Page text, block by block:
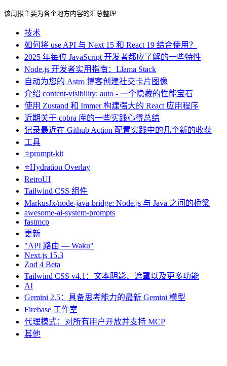
该周报主要为各个地方内容的汇总整理
技术
如何将 use API 与 Next 15 和 React 19 结合使用？
2025 年每位 JavaScript 开发者都应了解的一些特性
Node.js 开发者实用指南：Llama Stack
自动为您的 Astro 博客创建社交卡片图像
介绍 content-visibility: auto - 一个隐藏的性能宝石
使用 Zustand 和 Immer 构建强大的 React 应用程序
近期关于 cobra 库的一些实践心得总结
记录最近在 Github Action 配置实践中的几个新的收获
工具
⭐️prompt-kit
⭐️Hydration Overlay
RetroUI
Tailwind CSS 组件
MarkusJx/node-java-bridge: Node.js 与 Java 之间的桥梁
awesome-ai-system-prompts
fastmcp
更新
"API 路由 — Waku"
Next.js 15.3
Zod 4 Beta
Tailwind CSS v4.1：文本阴影、遮罩以及更多功能
AI
Gemini 2.5：具备思考能力的最新 Gemini 模型
Firebase 工作室
代理模式：对所有用户开放并支持 MCP
其他